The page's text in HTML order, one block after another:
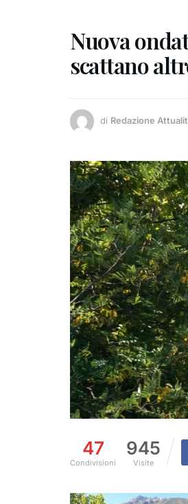
Nuova
scattano
di Redazione
47
Condivisioni
945
Visite